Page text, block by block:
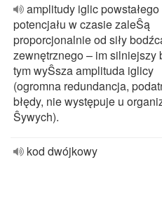
amplitudy iglic powstałego
potencjału w czasie zaleŜą
proporcjonalnie od siły
zewnętrznego – im silniejszy
tym wyŜsza amplituda iglicy
(ogromna redundancja,
błędy, nie występuje u
Ŝywych).
kod dwójkowy